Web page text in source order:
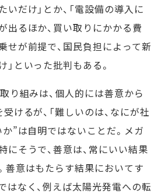
だけ」とか、「電設備の導入に
出るほか、買い取りにかかる費
せが前提で、国民負担によって新
といった批判もある。
り組みは、個人的には善意から
けるが、「難しいのは、なにが社
”は自明ではないことだ。メガ
にそうで、善意は、常にいい結果
善意はもたらす結果においてす
はなく、例えば太陽光発電への転